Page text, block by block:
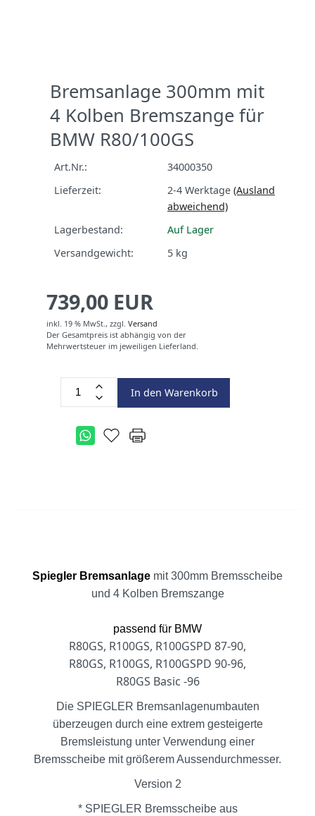
Bremsanlage 300mm mit
4 Kolben Bremszange für
BMW R80/100GS
Art.Nr.:
34000350
Lieferzeit:
2-4 Werktage (Ausland
abweichend)
Lagerbestand:
Auf Lager
Versandgewicht:
5 kg
739,00 EUR
inkl. 19 % MwSt., zzgl. Versand
Der Gesamtpreis ist abhängig von der
Mehrwertsteuer im jeweiligen Lieferland.
In den Warenkorb
Spiegler Bremsanlage mit 300mm Bremsscheibe
und 4 Kolben Bremszange
passend für BMW
R80GS, R100GS, R100GSPD 87-90,
R80GS, R100GS, R100GSPD 90-96,
R80GS Basic -96
Die SPIEGLER Bremsanlagenumbauten
überzeugen durch eine extrem gesteigerte
Bremsleistung unter Verwendung einer
Bremsscheibe mit größerem Aussendurchmesser.
Version 2
* SPIEGLER Bremsscheibe aus